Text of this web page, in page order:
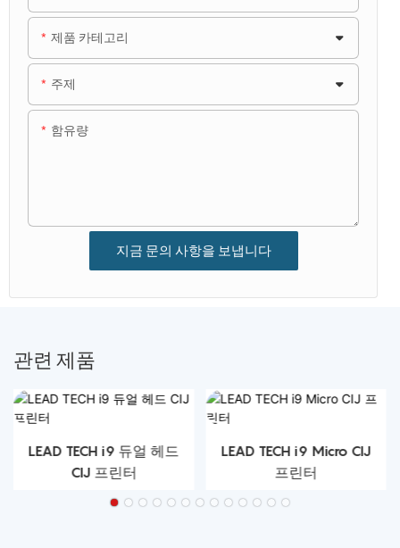
제품 카테고리
주제
함유량
지금 문의 사항을 보냅니다
관련 제품
LEAD TECH i9 듀얼 헤드
CIJ 프린터
LEAD TECH i9 Micro CIJ
프린터